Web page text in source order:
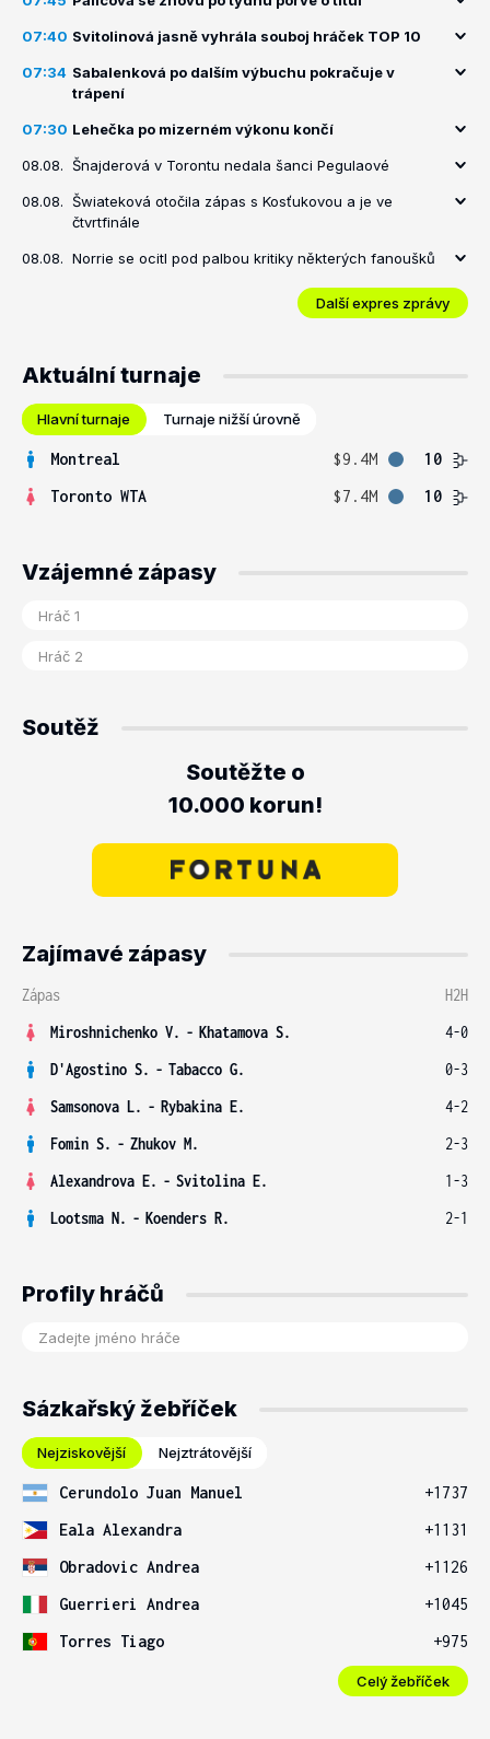
07:40 Svitolinová jasně vyhrála souboj hráček TOP 10
07:34 Sabalenková po dalším výbuchu pokračuje v
trápení
07:30 Lehečka po mizerném výkonu končí
08.08. Šnajderová v Torontu nedala šanci Pegulaové
08.08. Šwiateková otočila zápas s Kosťukovou a je ve
čtvrtfinále
08.08. Norrie se ocitl pod palbou kritiky některých fanoušků
Další expres zprávy
Aktuální turnaje
Hlavní turnaje Turnaje nižší úrovně
Montreal $9.4M
10
Toronto WTA
$7.4M 10
Vzájemné zápasy
Soutěž
Soutěžte o
10.000 korun!
Zajímavé zápasy
Zápas
H2H
Miroshnichenko V. - Khatamova S.
4-0
D'Agostino S. - Tabacco G.
0-3
Samsonova L. - Rybakina E.
4-2
Fomin S. - Zhukov M.
2-3
Alexandrova E. - Svitolina E.
1-3
Lootsma N. - Koenders R. 2-1
Profily hráčů
Sázkařský žebříček
Nejziskovější Nejztrátovější
Cerundolo Juan Manuel
+1737
Eala Alexandra
+1131
Obradovic Andrea
+1126
Guerrieri Andrea
+1045
Torres Tiago
+975
Celý žebříček